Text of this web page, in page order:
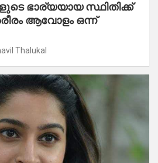
ഭാര്യയായ സ്ഥിതിക്ക്
ആവോളം ഒന്ന്
Thalukal